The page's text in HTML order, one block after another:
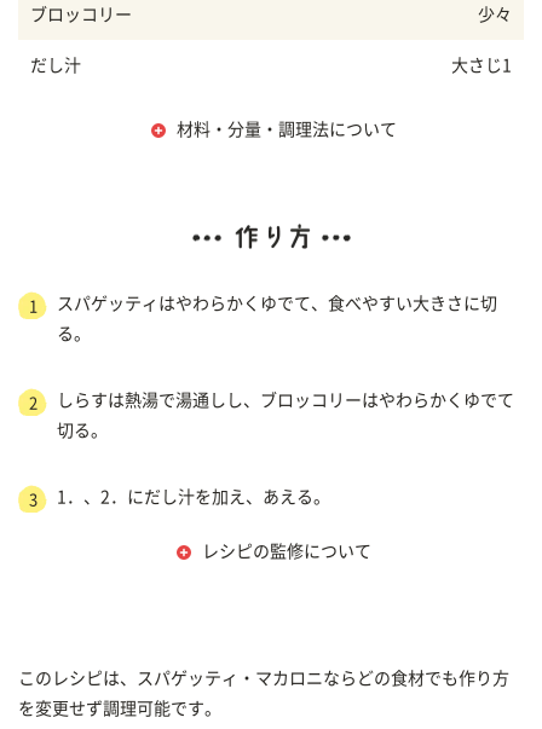
ブロッコリー 少々
だし汁 大さじ1
材料・分量・調理法について
1
スパゲッティはやわらかくゆでて、食べやすい大きさに切
る。
2
しらすは熱湯で湯通しし、ブロッコリーはやわらかくゆでて
切る。
3 1．、2．にだし汁を加え、あえる。
レシピの監修について
このレシピは、スパゲッティ・マカロニならどの食材でも作り方
を変更せず調理可能です。